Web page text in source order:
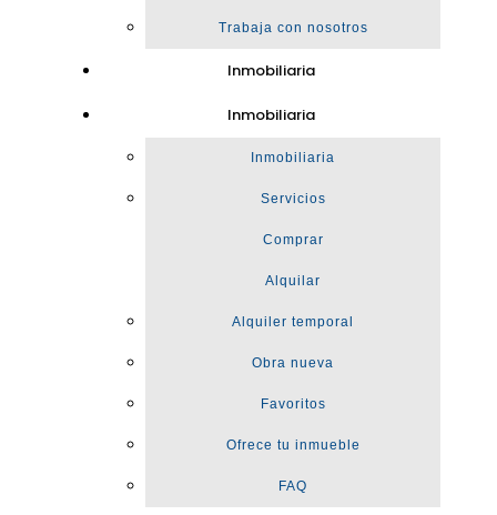
Trabaja con nosotros
Inmobiliaria
Inmobiliaria
Inmobiliaria
Servicios
Comprar
Alquilar
Alquiler temporal
Obra nueva
Favoritos
Ofrece tu inmueble
FAQ